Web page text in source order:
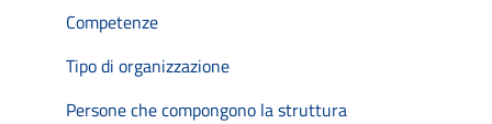
Competenze
Tipo di organizzazione
Persone che compongono la struttura